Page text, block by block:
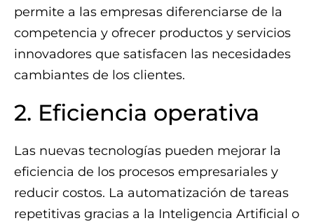
permite a las empresas diferenciarse de la
competencia y ofrecer productos y servicios
innovadores que satisfacen las necesidades
cambiantes de los clientes.
2. Eficiencia operativa
Las nuevas tecnologías pueden mejorar la
eficiencia de los procesos empresariales y
reducir costos. La automatización de tareas
repetitivas gracias a la Inteligencia Artificial o